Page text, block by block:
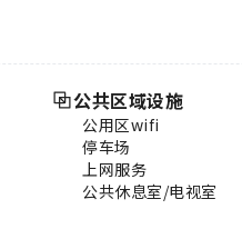
公共区域设施
公用区wifi
停车场
上网服务
公共休息室/电视室